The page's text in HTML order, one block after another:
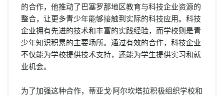
的合作，他推动了巴塞罗那地区教育与科技企业资源的
整合，让更多青少年能够接触到实际的科技应用。科技
企业拥有先进的技术和丰富的实践经验，而学校则是青
少年知识积累的主要场所。通过有效的合作，科技企业
不仅能为学校提供技术支持，还能为学生提供实习和就
业机会。
为了加强这种合作，蒂亚戈·阿尔坎塔拉积极组织学校和